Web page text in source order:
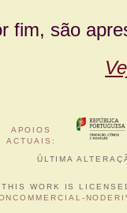
fim, são
APOIOS
ACTUAIS :
ÚLTIMA
THIS WORK IS